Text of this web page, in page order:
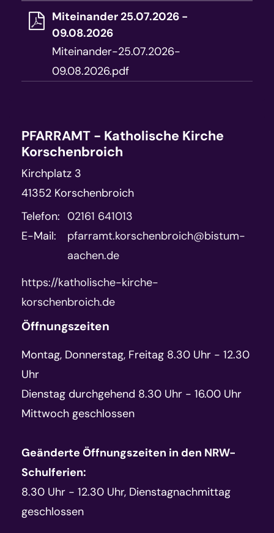
Miteinander 25.07.2026 -
09.08.2026
Miteinander-25.07.2026-
09.08.2026.pdf
PFARRAMT - Katholische Kirche
Korschenbroich
Kirchplatz 3
41352 Korschenbroich
Telefon: 02161 641013
E-Mail:
pfarramt.korschenbroich@bistum-
aachen.de
https://katholische-kirche-
korschenbroich.de
Öffnungszeiten
Montag, Donnerstag, Freitag 8.30 Uhr - 12.30
Uhr
Dienstag durchgehend 8.30 Uhr - 16.00 Uhr
Mittwoch geschlossen
Geänderte Öffnungszeiten in den NRW-
Schulferien:
8.30 Uhr - 12.30 Uhr, Dienstagnachmittag
geschlossen